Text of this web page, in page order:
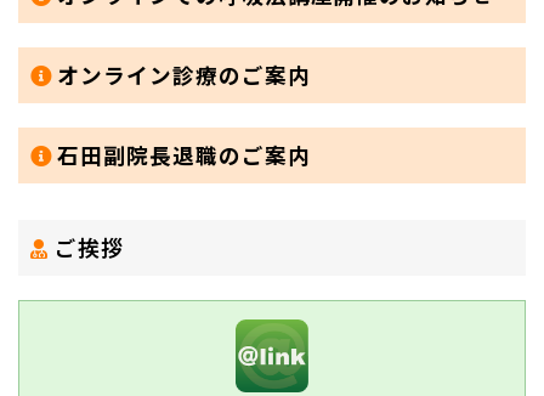
オンライン診療のご案内
石田副院長退職のご案内
ご挨拶